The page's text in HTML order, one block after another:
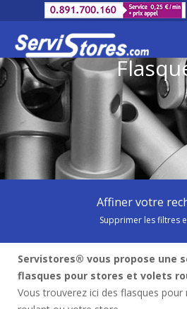
Affiner votre
Supprimer les filtres
Servistores® vous propose une
flasques pour stores et volets
Vous trouverez ici des flasques